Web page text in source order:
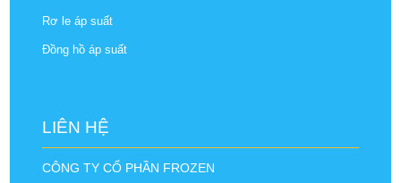
Rơ le áp suất
Đồng hồ áp suất
LIÊN HỆ
CÔNG TY CỔ PHẦN FROZEN